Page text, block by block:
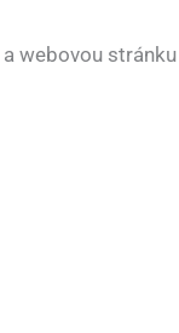
webovou